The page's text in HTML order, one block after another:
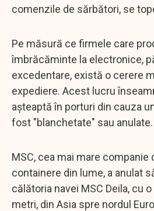
comenzile de sărbători, se
Pe măsură ce firmele care
îmbrăcăminte la electronice,
excedentare, există o cerere
expediere. Acest lucru
așteaptă în porturi din cauza
fost "blanchetate" sau anulate.
MSC, cea mai mare companie
containere din lume, a anulat
călătoria navei MSC Deila, cu
metri, din Asia spre nordul